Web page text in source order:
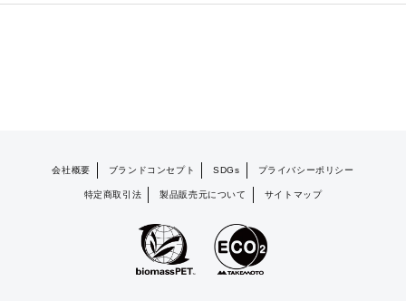
会社概要 ブランドコンセプト SDGs プライバシーポリシー
特定商取引法 製品販売元について サイトマップ